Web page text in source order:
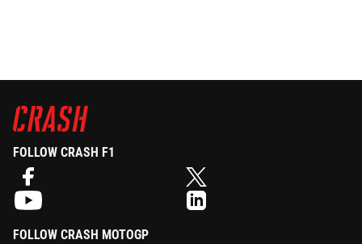
FOLLOW CRASH F1
FOLLOW CRASH MOTOGP